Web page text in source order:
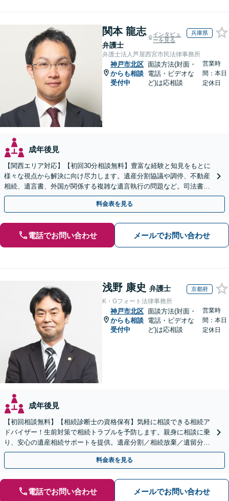
関本 龍志
弁護士
インタビュ
ーを見る
兵庫県
弁護士法人芦屋西宮市民法律事務所
神戸市北区
からも相談
受付中
面談方法(対面・
電話・ビデオな
ど)は応相談
営業時
間：本日
定休日
成年後見
【関西エリア対応】【初回30分相談無料】豊富な経験と知見をもとに
様々な視点から解決に向け尽力します。遺産分割協議や調停、不動産
相続、遺言書、外国が関係する複雑な遺言執行の問題など。司法書士
や税理士とも連携し、円滑な解決を【オンライン面談可】
料金表を見る
電話でお問い合わせ メールでお問い合わせ
浅野 康史 弁護士 京都府
K・Gフォート法律事務所
神戸市北区
からも相談
受付中
面談方法(対面・
電話・ビデオな
ど)は応相談
営業時
間：本日
定休日
成年後見
【初回相談無料】【相続診断士の資格保有】気軽に相談できる相続ア
ドバイザー！生前対策で相続トラブルを予防します。親身に相談に乗
り、安心の遺産相続サポートを提供。遺産分割／相続放棄／遺留分も
お任せ！【出張サポート】【完全個室】【丸太町駅6分】
料金表を見る
電話でお問い合わせ メールでお問い合わせ